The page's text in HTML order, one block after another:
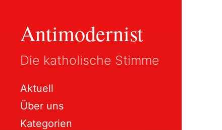
Antimodernist
Die katholische Stimme
Aktuell
Über uns
Kategorien